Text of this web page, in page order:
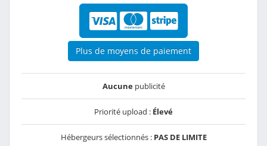
Plus de moyens de paiement
Aucunepublicité
Priorité upload : Élevé
Hébergeurs sélectionnés : PAS DE LIMITE